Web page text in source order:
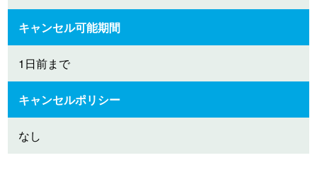
キャンセル可能期間
1日前まで
キャンセルポリシー
なし